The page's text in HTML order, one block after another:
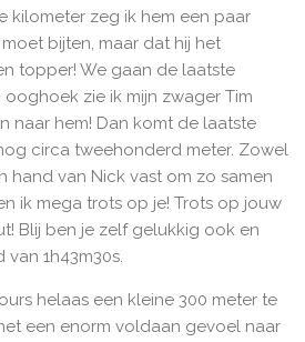
kilometer zeg ik hem een paar
bijten, maar dat hij het
topper! We gaan de laatste
ooghoek zie ik mijn zwager Tim
naar hem! Dan komt de laatste
circa tweehonderd meter. Zowel
hand van Nick vast om zo samen
ik mega trots op je! Trots op jouw
Blij ben je zelf gelukkig ook en
1h43m30s.
helaas een kleine 300 meter te
een enorm voldaan gevoel naar